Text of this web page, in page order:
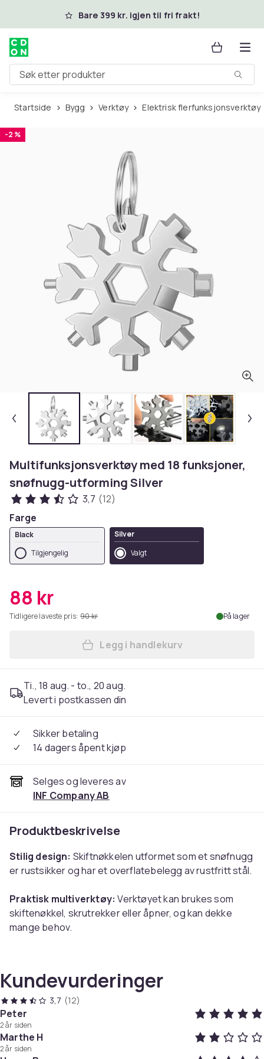
Hopp til hovedinnholdBare 399 kr. igjen til fri frakt!
Søk etter produkter
Startside Bygg Verktøy Elektrisk flerfunksjonsverktøy
-2 %
Multifunksjonsverktøy med 18 funksjoner,
snøfnugg-utforming Silver
3,7 (12)
Farge
Black
Tilgjengelig
Silver
Valgt
88 kr
Tidligere laveste pris: 90 kr På lager
Legg
Legg i handlekurv
Ti., 18 aug. - to., 20 aug.
Levert i postkassen din
Sikker betaling
14 dagers åpent kjøp
Selges og leveres av
INF Company AB
Produktbeskrivelse
Stilig design: Skiftnøkkelen utformet som et snøfnugg
er rustsikker og har et overflatebelegg av rustfritt stål.
Praktisk multiverktøy: Verktøyet kan brukes som
skiftenøkkel, skrutrekker eller åpner, og kan dekke
mange behov.
Spesifikasjoner:
Størrelse: 64×7 mm
Sekskant unbrakon: 3/4/5/6/7/8/16 mm
Ytre sekskant: 8/9/10/11/12/13/14 mm
Kundevurderinger
3,7 (12)
Peter
2 år siden
Marthe H
2 år siden